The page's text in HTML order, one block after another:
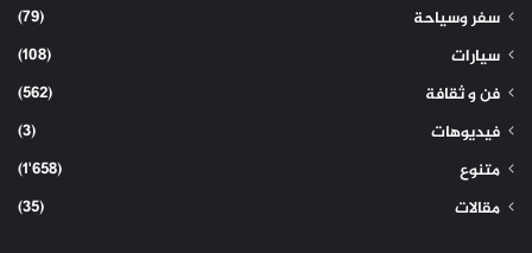
سفر وسياحة
(79)
سيارات
(108)
فن و ثقافة
(562)
فيديوهات
(3)
متنوع
(1٬658)
مقالات
(35)